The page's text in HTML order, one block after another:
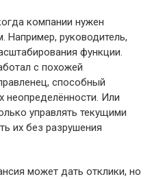
компании нужен
Например, руководитель,
функции.
с похожей
способный
неопределённости. Или
управлять текущими
их без разрушения
может дать отклики, но